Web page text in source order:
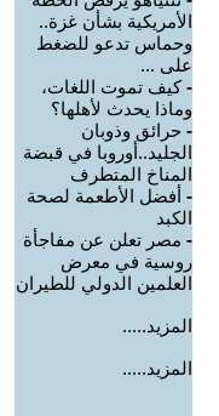
الأمريكية بشأن غزة..
وحماس تدعو للضغط
على ...
-كيف تموت اللغات،
وماذا يحدث لأهلها؟
- حرائق وذوبان
الجليد..أوروبا في قبضة
المناخ المتطرف
- أفضل الأطعمة لصحة
الكبد
- مصر تعلن عن مفاجأة
روسية في معرض
العلمين الدولي للطيران
المزيد.....
المزيد.....